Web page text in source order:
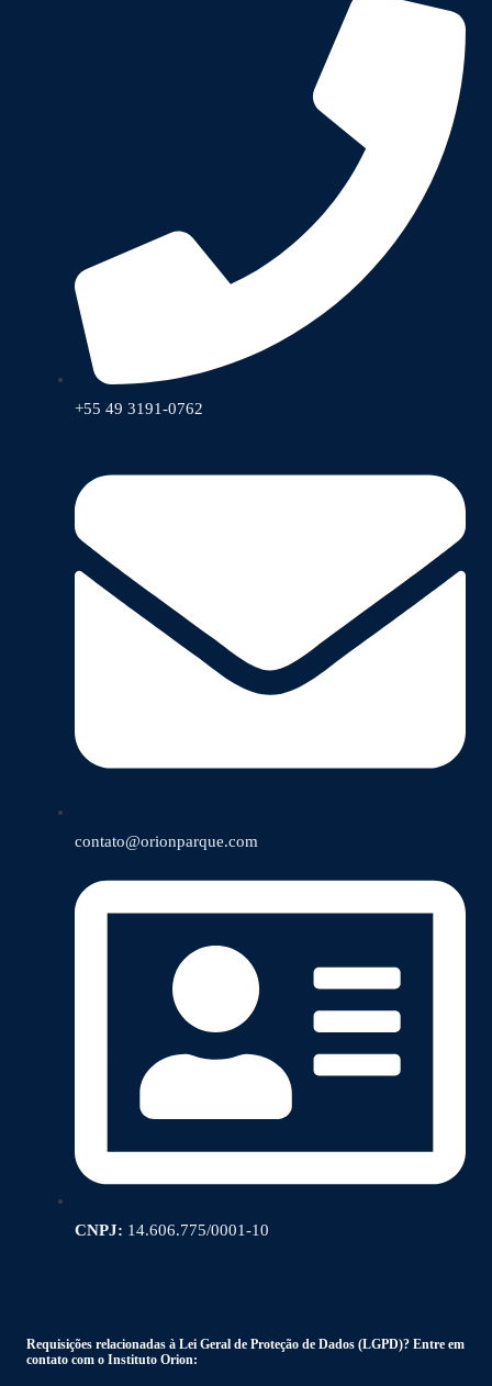
+55 49 3191-0762
contato@orionparque.com
CNPJ: 14.606.775/0001-10
Requisições relacionadas à Lei Geral de Proteção de Dados (LGPD)? Entre em
contato com o Instituto Orion: